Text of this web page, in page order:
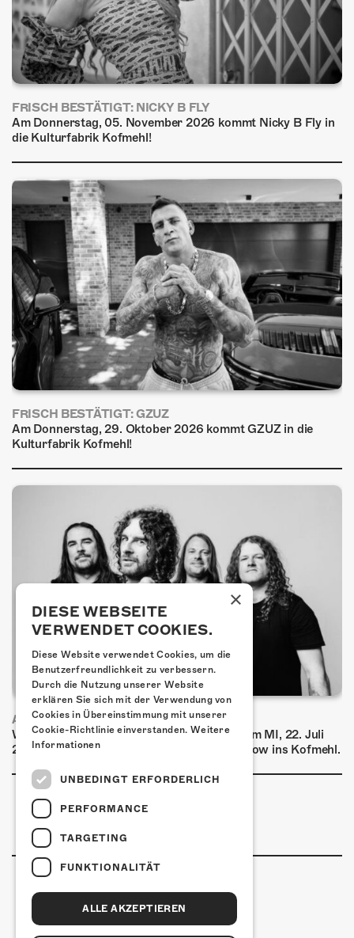
FRISCH BESTÄTIGT: NICKY B FLY
Am Donnerstag, 05. November 2026 kommt Nicky B Fly in
die Kulturfabrik Kofmehl!
FRISCH BESTÄTIGT: GZUZ
Am Donnerstag, 29. Oktober 2026 kommt GZUZ in die
Kulturfabrik Kofmehl!
AIRBOURNE - SPECIAL SUMMER SHOW
Wow, das ist ein Ding! Airbourne kommen am MI, 22. Juli
2026 für eine exklusive Special Summer Show ins Kofmehl.
Kulturfabrik Kofmehl
Kofmehlweg 1
×
DIESE WEBSEITE
VERWENDET COOKIES.
Diese Website verwendet Cookies, um die
Benutzerfreundlichkeit zu verbessern.
Durch die Nutzung unserer Website
erklären Sie sich mit der Verwendung von
Cookies in Übereinstimmung mit unserer
Cookie-Richtlinie einverstanden. Weitere
Informationen
UNBEDINGT ERFORDERLICH
PERFORMANCE
TARGETING
FUNKTIONALITÄT
ALLE AKZEPTIEREN